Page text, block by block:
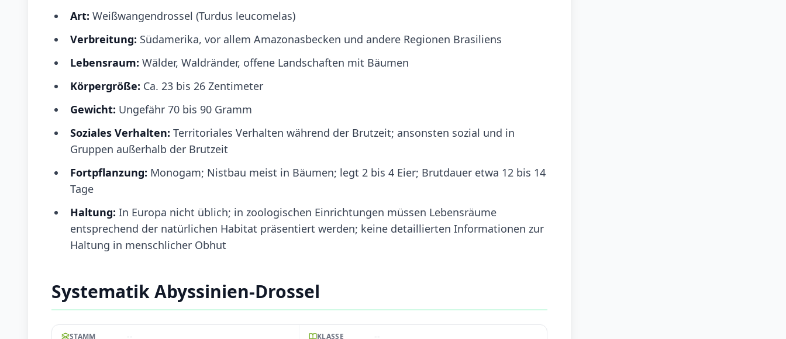
Art: Weißwangendrossel (Turdus leucomelas)
Verbreitung: Südamerika, vor allem Amazonasbecken und andere Regionen Brasiliens
Lebensraum: Wälder, Waldränder, offene Landschaften mit Bäumen
Körpergröße: Ca. 23 bis 26 Zentimeter
Gewicht: Ungefähr 70 bis 90 Gramm
Soziales Verhalten: Territoriales Verhalten während der Brutzeit; ansonsten sozial und in
Gruppen außerhalb der Brutzeit
Fortpflanzung: Monogam; Nistbau meist in Bäumen; legt 2 bis 4 Eier; Brutdauer etwa 12 bis 14
Tage
Haltung: In Europa nicht üblich; in zoologischen Einrichtungen müssen Lebensräume
entsprechend der natürlichen Habitat präsentiert werden; keine detaillierten Informationen zur
Haltung in menschlicher Obhut
Systematik Abyssinien-Drossel
STAMM -- KLASSE --